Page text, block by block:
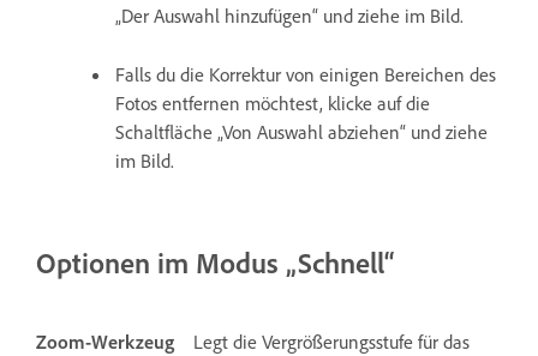
„Der Auswahl hinzufügen“ und ziehe im Bild.
Falls du die Korrektur von einigen Bereichen des
Fotos entfernen möchtest, klicke auf die
Schaltfläche „Von Auswahl abziehen“ und ziehe
im Bild.
Optionen im Modus „Schnell“
Zoom-Werkzeug
Legt die Vergrößerungsstufe für das